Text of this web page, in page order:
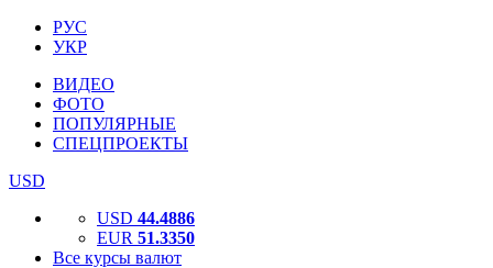
РУС
УКР
ВИДЕО
ФОТО
ПОПУЛЯРНЫЕ
СПЕЦПРОЕКТЫ
USD
USD 44.4886
EUR 51.3350
Все курсы валют